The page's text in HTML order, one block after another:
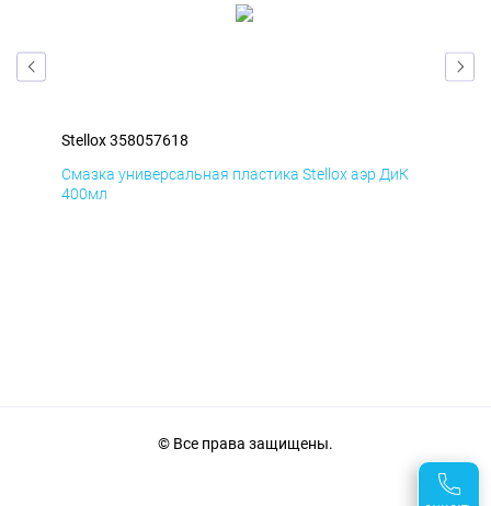
Stellox 358057618
Смазка универсальная пластика Stellox аэр ДиК
400мл
© Все права защищены.